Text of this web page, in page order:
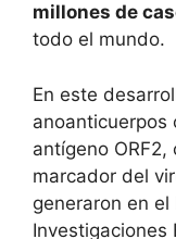
millones de
todo el mundo.
En este
anoanticuerpos
antígeno
marcador del
generaron en
Investigaciones